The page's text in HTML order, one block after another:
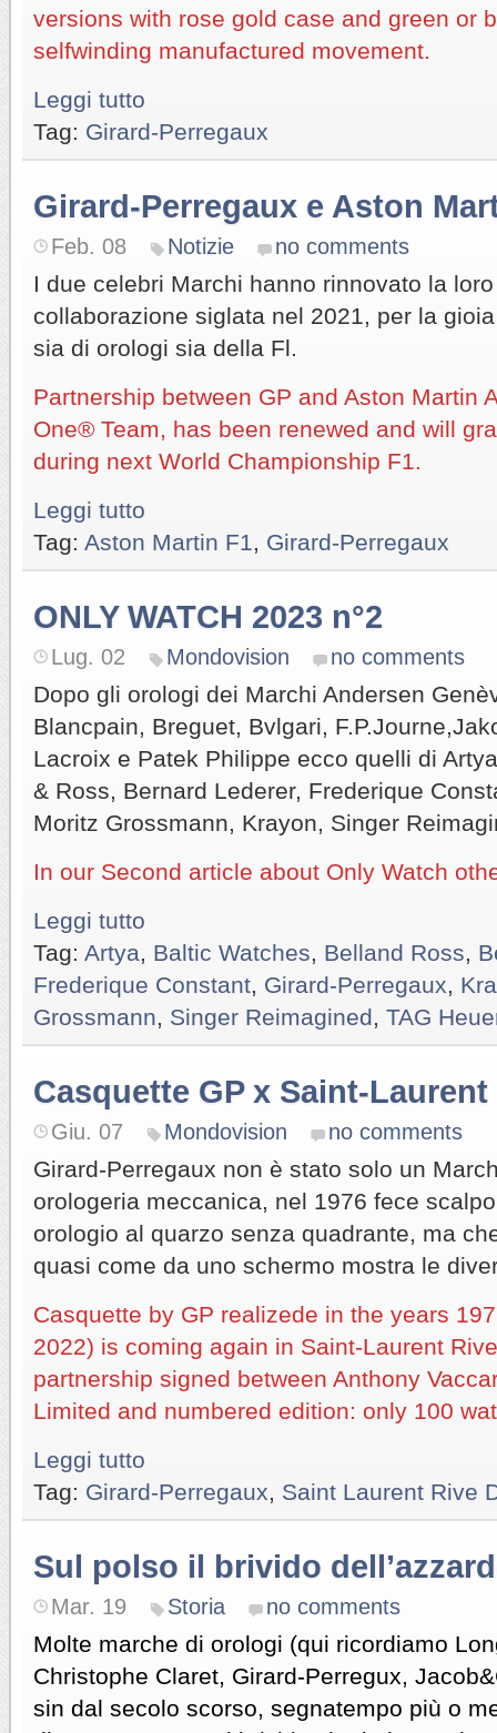
versions with rose gold case and green or
selfwinding manufactured movement.
Leggi tutto
Tag: Girard-Perregaux
Girard-Perregaux e Aston
Feb. 08 Notizie no comments
I due celebri Marchi hanno rinnovato la
collaborazione siglata nel 2021, per la
sia di orologi sia della Fl.
Partnership between GP and Aston Martin
One® Team, has been renewed and will
during next World Championship F1.
Leggi tutto
Tag: Aston Martin F1 Girard-Perregaux
ONLY WATCH 2023 n°2
Lug. 02 Mondovision no comments
Dopo gli orologi dei Marchi Andersen
Blancpain, Breguet, Bvlgari,
Lacroix e Patek Philippe ecco quelli di
& Ross, Bernard Lederer, Frederique
Moritz Grossmann, Krayon, Singer
In our Second article about Only Watch
Leggi tutto
Tag: Artya Baltic Watches Belland Ross
Frederique Constant Girard-Perregaux
Grossmann
Singer Reimagined TAG
Casquette GP x Saint-
Giu. 07 Mondovision no comments
Girard-Perregaux non è stato solo un
orologeria meccanica, nel 1976 fece
orologio al quarzo senza quadrante, ma
quasi come da uno schermo mostra le
Casquette by GP realizede in the years
2022) is coming again in Saint-Laurent
partnership signed between Anthony
Limited and numbered edition: only 100
Leggi tutto
Tag: Girard-Perregaux Saint Laurent Rive
Sul polso il brivido
Mar. 19 Storia no comments
Molte marche di orologi (qui ricordiamo
Christophe Claret, Girard-Perregux,
sin dal secolo scorso, segnatempo più o